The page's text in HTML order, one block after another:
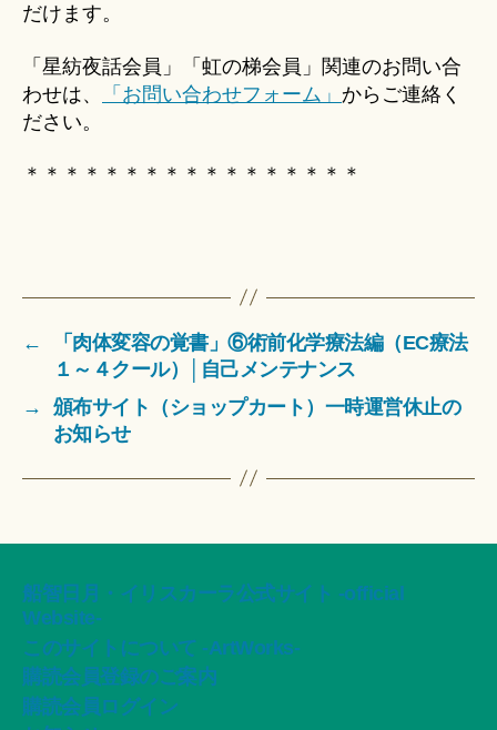
だけます。
「星紡夜話会員」「虹の梯会員」関連のお問い合
わせは、
「お問い合わせフォーム」 からご連絡く
ださい。
＊＊＊＊＊＊＊＊＊＊＊＊＊＊＊＊＊
←
「肉体変容の覚書」⑥術前化学療法編（EC療法
１～４クール）│自己メンテナンス
→
頒布サイト（ショップカート）一時運営休止の
お知らせ
船智日月・イリスカーラ公式サイト -official
Website-
このサイトについて -ArtWorks-
購読会員登録のご案内
購読会員ログイン